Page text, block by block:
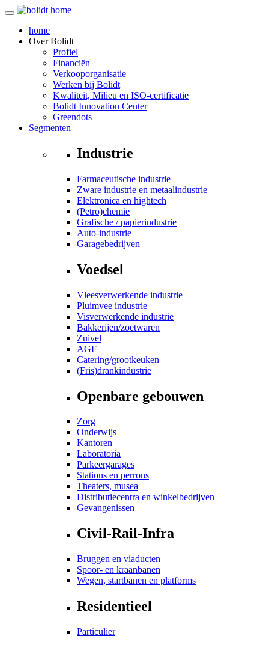
home
OverBolidt
Profiel
Financiën
Verkooporganisatie
Werken bij Bolidt
Kwaliteit, Milieu en ISO-certificatie
Bolidt Innovation Center
Greendots
Segmenten
Industrie
Farmaceutische industrie
Zware industrie en metaalindustrie
Elektronica en hightech
(Petro)chemie
Grafische / papierindustrie
Auto-industrie
Garagebedrijven
Voedsel
Vleesverwerkende industrie
Pluimvee industrie
Visverwerkende industrie
Bakkerijen/zoetwaren
Zuivel
AGF
Catering/grootkeuken
(Fris)drankindustrie
Openbare gebouwen
Zorg
Onderwijs
Kantoren
Laboratoria
Parkeergarages
Stations en perrons
Theaters, musea
Distributiecentra en winkelbedrijven
Gevangenissen
Civil-Rail-Infra
Bruggen en viaducten
Spoor- en kraanbanen
Wegen, startbanen en platforms
Residentieel
Particulier